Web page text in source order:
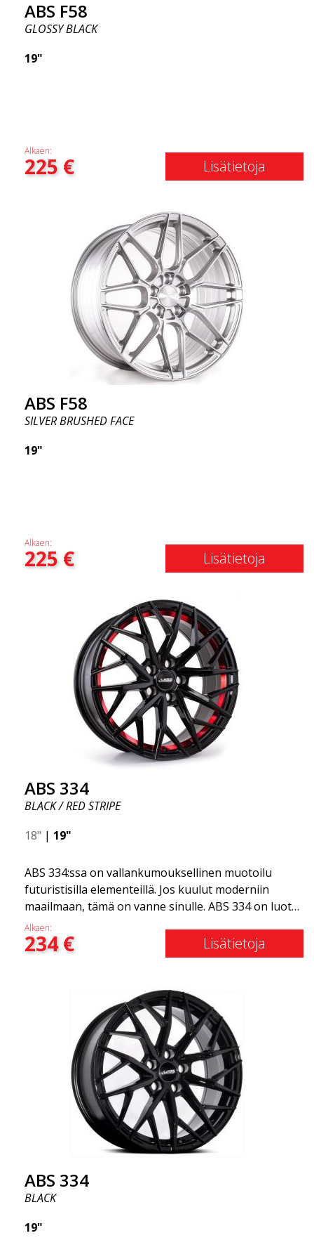
ABS F58
GLOSSY BLACK
19"
Alkaen:
225€ Lisätietoja
ABS F58
SILVER BRUSHED FACE
19"
Alkaen:
225€ Lisätietoja
ABS 334
BLACK / RED STRIPE
18" | 19"
ABS 334:ssa on vallankumouksellinen muotoilu
futuristisilla elementeillä. Jos kuulut moderniin
maailmaan, tämä on vanne sinulle. ABS 334 on luotu
futuristisella muotoilulla yhdistettynä kilpa- ja
moderniin teknologiaan. Vanne valmistettiin
alkuvuodesta 2020 ylittämään odotuksesi
ainutlaatuinen lajissaan monien
pyörienkierrätysmuotoilun ja tyylikkäiden Y-puolien
ansiosta reunan ympärillä. Keskeiset asiat, jotka on
hyvä tietää: Futuristinen muotoilu saatavilla kaikille
automalleille (kaikki suositut mallit).
Monirakenteinen suunnittelu tarjoaa kevyemmän
painon verrattuna perinteisiin vanteisiin. Korroosio-
ja UV-kestävä viimeistely, joka kestää haitallisia
ulkoisia tekijöitä. Vanne on tietokoneella
tasapainotettu värinättömän suorituskyvyn
Alkaen:
234€ Lisätietoja
ABS 334
BLACK
19"